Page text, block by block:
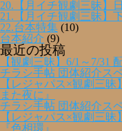
20.【月イチ観劇三昧】
21.【月イチ観劇三昧】
22.台本特集 (10)
台本紹介 (9)
最近の投稿
【観劇三昧】6/1～7/31
チラシ手帖 団体紹介ス
【レジャパス×観劇三
また夜に』
チラシ手帖 団体紹介ス
【レジャパス×観劇三
『色相環』